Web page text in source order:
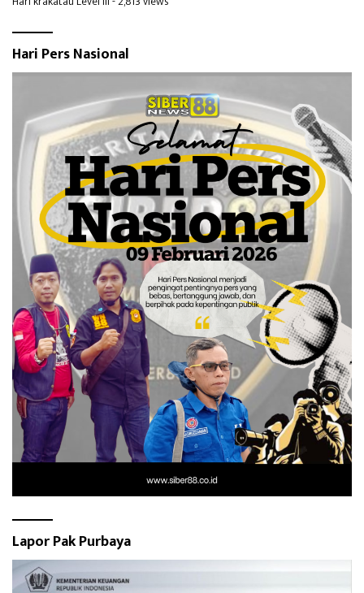
Hari Pers Nasional
Lapor Pak Purbaya